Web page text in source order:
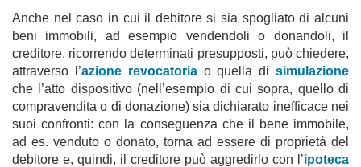
Anche nel caso in cui il debitore si sia spogliato di alcuni
beni immobili, ad esempio vendendoli o donandoli, il
creditore, ricorrendo determinati presupposti, può chiedere,
attraverso l’azione revocatoriao quella disimulazione
che l’atto dispositivo (nell’esempio di cui sopra, quello di
compravendita o di donazione) sia dichiarato inefficace nei
suoi confronti: con la conseguenza che il bene immobile,
ad es. venduto o donato, torna ad essere di proprietà del
debitore e, quindi, il creditore può aggredirlo con l’ipoteca